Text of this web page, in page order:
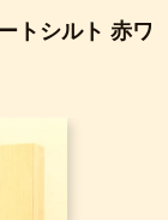
トシルト 赤ワ